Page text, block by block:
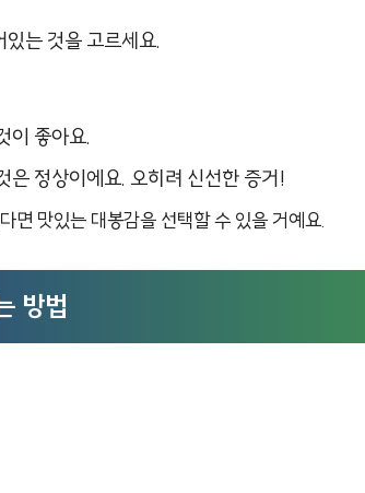
는 것을 고르세요.
이 좋아요.
은 정상이에요. 오히려 신선한 증거!
면 맛있는 대봉감을 선택할 수 있을 거예요.
방법